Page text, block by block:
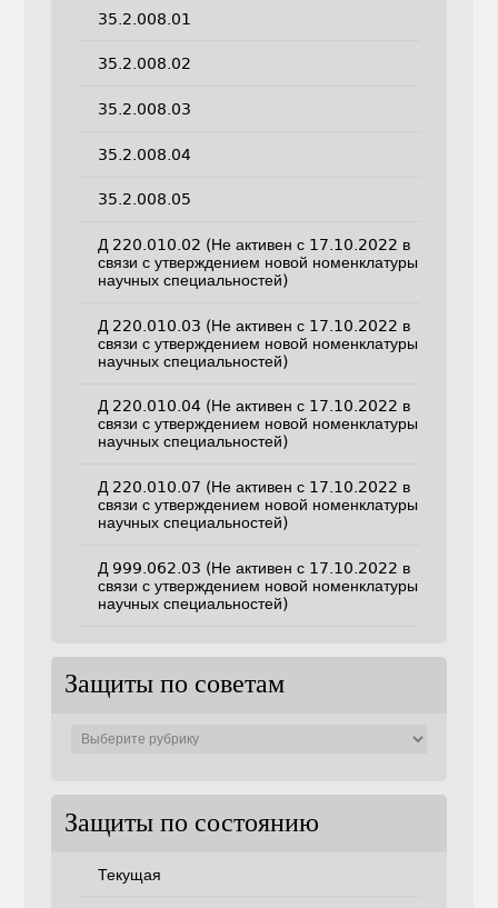
35.2.008.01
35.2.008.02
35.2.008.03
35.2.008.04
35.2.008.05
Д 220.010.02 (Не активен с 17.10.2022 в
связи с утверждением новой номенклатуры
научных специальностей)
Д 220.010.03 (Не активен с 17.10.2022 в
связи с утверждением новой номенклатуры
научных специальностей)
Д 220.010.04 (Не активен с 17.10.2022 в
связи с утверждением новой номенклатуры
научных специальностей)
Д 220.010.07 (Не активен с 17.10.2022 в
связи с утверждением новой номенклатуры
научных специальностей)
Д 999.062.03 (Не активен с 17.10.2022 в
связи с утверждением новой номенклатуры
научных специальностей)
Защиты по советам
Защиты по состоянию
Текущая